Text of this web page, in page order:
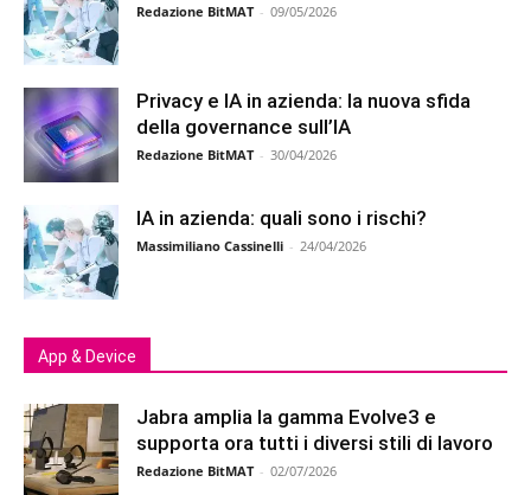
Redazione BitMAT - 09/05/2026
Privacy e IA in azienda: la nuova sfida
della governance sull’IA
Redazione BitMAT - 30/04/2026
IA in azienda: quali sono i rischi?
Massimiliano Cassinelli - 24/04/2026
App & Device
Jabra amplia la gamma Evolve3 e
supporta ora tutti i diversi stili di lavoro
Redazione BitMAT - 02/07/2026